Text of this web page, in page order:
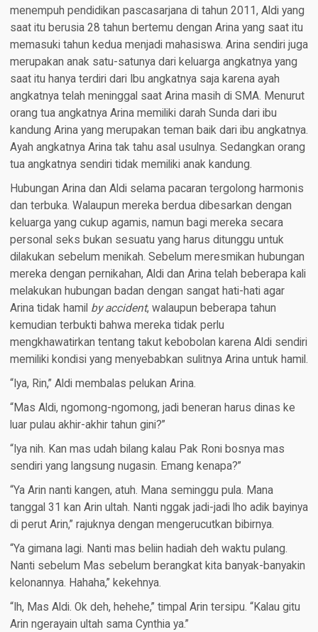
menempuh pendidikan pascasarjana di tahun 2011, Aldi yang
saat itu berusia 28 tahun bertemu dengan Arina yang saat itu
memasuki tahun kedua menjadi mahasiswa. Arina sendiri juga
merupakan anak satu-satunya dari keluarga angkatnya yang
saat itu hanya terdiri dari Ibu angkatnya saja karena ayah
angkatnya telah meninggal saat Arina masih di SMA. Menurut
orang tua angkatnya Arina memiliki darah Sunda dari ibu
kandung Arina yang merupakan teman baik dari ibu angkatnya.
Ayah angkatnya Arina tak tahu asal usulnya. Sedangkan orang
tua angkatnya sendiri tidak memiliki anak kandung.
Hubungan Arina dan Aldi selama pacaran tergolong harmonis
dan terbuka. Walaupun mereka berdua dibesarkan dengan
keluarga yang cukup agamis, namun bagi mereka secara
personal seks bukan sesuatu yang harus ditunggu untuk
dilakukan sebelum menikah. Sebelum meresmikan hubungan
mereka dengan pernikahan, Aldi dan Arina telah beberapa kali
melakukan hubungan badan dengan sangat hati-hati agar
Arina tidak hamil by accident, walaupun beberapa tahun
kemudian terbukti bahwa mereka tidak perlu
mengkhawatirkan tentang takut kebobolan karena Aldi sendiri
memiliki kondisi yang menyebabkan sulitnya Arina untuk hamil.
“Iya, Rin,” Aldi membalas pelukan Arina.
“Mas Aldi, ngomong-ngomong, jadi beneran harus dinas ke
luar pulau akhir-akhir tahun gini?”
“Iya nih. Kan mas udah bilang kalau Pak Roni bosnya mas
sendiri yang langsung nugasin. Emang kenapa?”
“Ya Arin nanti kangen, atuh. Mana seminggu pula. Mana
tanggal 31 kan Arin ultah. Nanti nggak jadi-jadi lho adik bayinya
di perut Arin,” rajuknya dengan mengerucutkan bibirnya.
“Ya gimana lagi. Nanti mas beliin hadiah deh waktu pulang.
Nanti sebelum Mas sebelum berangkat kita banyak-banyakin
kelonannya. Hahaha,” kekehnya.
“Ih, Mas Aldi. Ok deh, hehehe,” timpal Arin tersipu. “Kalau gitu
Arin ngerayain ultah sama Cynthia ya.”